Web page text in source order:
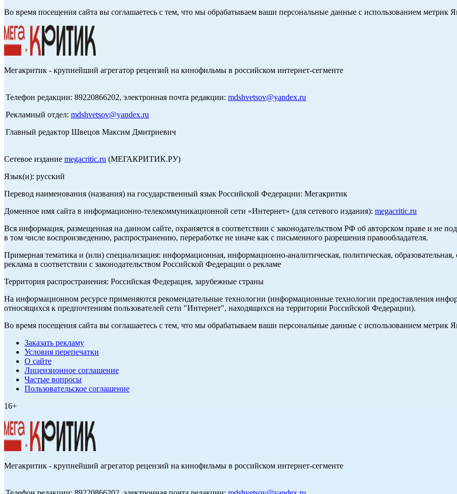
Во время посещения сайта вы соглашаетесь с тем, что мы обрабатываем ваши персональные данные с использованием метрик
Мегакритик - крупнейший агрегатор рецензий на кинофильмы в российском интернет-сегменте
Телефон редакции: 89220866202, электронная почта редакции: mdshvetsov@yandex.ru
Рекламный отдел: mdshvetsov@yandex.ru
Главный редактор Швецов Максим Дмитриевич
Сетевое издание megacritic.ru (МЕГАКРИТИК.РУ)
Язык(и): русский
Перевод наименования (названия) на государственный язык Российской Федерации: Мегакритик
Доменное имя сайта в информационно-телекоммуникационной сети «Интернет» (для сетевого издания): megacritic.ru
Вся информация, размещенная на данном сайте, охраняется в соответствии с законодательством РФ об авторском праве и не
в том числе воспроизведению, распространению, переработке не иначе как с письменного разрешения правообладателя.
Примерная тематика и (или) специализация: информационная, информационно-аналитическая, политическая, образовательная,
реклама в соответствии с законодательством Российской Федерации о рекламе
Территория распространения: Российская Федерация, зарубежные страны
На информационном ресурсе применяются рекомендательные технологии (информационные технологии предоставления
относящихся к предпочтениям пользователей сети "Интернет", находящихся на территории Российской Федерации).
Во время посещения сайта вы соглашаетесь с тем, что мы обрабатываем ваши персональные данные с использованием метрик
Заказать рекламу
Условия перепечатки
О сайте
Лицензионное соглашение
Частые вопросы
Пользовательское соглашение
16+
Мегакритик - крупнейший агрегатор рецензий на кинофильмы в российском интернет-сегменте